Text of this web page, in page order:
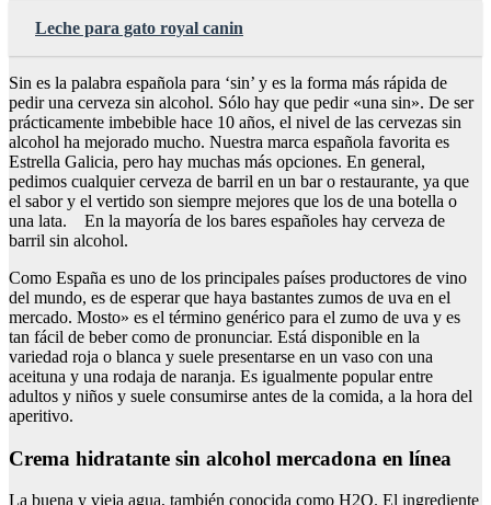
Leche para gato royal canin
Sin es la palabra española para ‘sin’ y es la forma más rápida de
pedir una cerveza sin alcohol. Sólo hay que pedir «una sin». De ser
prácticamente imbebible hace 10 años, el nivel de las cervezas sin
alcohol ha mejorado mucho. Nuestra marca española favorita es
Estrella Galicia, pero hay muchas más opciones. En general,
pedimos cualquier cerveza de barril en un bar o restaurante, ya que
el sabor y el vertido son siempre mejores que los de una botella o
una lata. En la mayoría de los bares españoles hay cerveza de
barril sin alcohol.
Como España es uno de los principales países productores de vino
del mundo, es de esperar que haya bastantes zumos de uva en el
mercado. Mosto» es el término genérico para el zumo de uva y es
tan fácil de beber como de pronunciar. Está disponible en la
variedad roja o blanca y suele presentarse en un vaso con una
aceituna y una rodaja de naranja. Es igualmente popular entre
adultos y niños y suele consumirse antes de la comida, a la hora del
aperitivo.
Crema hidratante sin alcohol mercadona en línea
La buena y vieja agua, también conocida como H2O. El ingrediente